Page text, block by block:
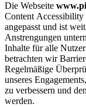
Die Webseite
Content
angepasst und ist
Anstrengungen
Inhalte für alle
betrachten wir
Regelmäßige
unseres
zu verbessern und
werden.